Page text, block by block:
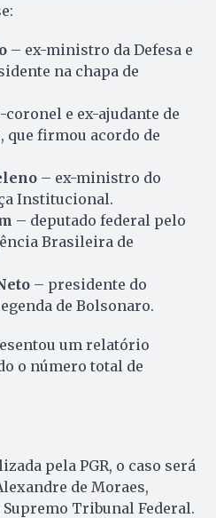
– ex-ministro da Defesa e
na chapa de
coronel e ex-ajudante de
que firmou acordo de
– ex-ministro do
Institucional.
– deputado federal pelo
Brasileira de
– presidente do
de Bolsonaro.
um relatório
o número total de
pela PGR, o caso será
de Moraes,
Tribunal Federal.